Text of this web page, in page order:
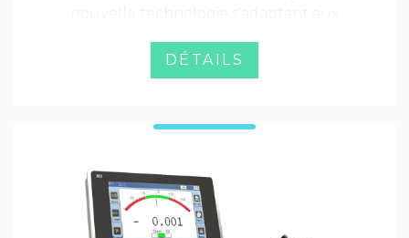
marques avec des performances et une
simplicité d'utilisation inégalée.
DÉTAILS